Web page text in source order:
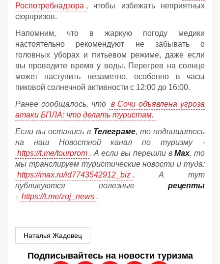
Роспотребнадзора , чтобы избежать неприятных
сюрпризов.
Напомним, что в жаркую погоду медики
настоятельно рекомендуют не забывать о
головных уборах и питьевом режиме, даже если
вы проводите время у воды. Перегрев на солнце
может наступить незаметно, особенно в часы
пиковой солнечной активности с 12:00 до 16:00.
Ранее сообщалось, что в Сочи объявлена угроза
атаки БПЛА: что делать туристам.
Если вы остались в Телеграме, то подпишитесь
на наш Новостной канал по туризму -
https://t.me/tourprom . А если вы перешли вМах, то
мы транслируем туристические новости и туда:
https://max.ru/id7743542912_biz . А тут
публикуются полезные рецепты
- https://t.me/zoj_news .
Наталья Жадовец
Подписывайтесь на новости туризма